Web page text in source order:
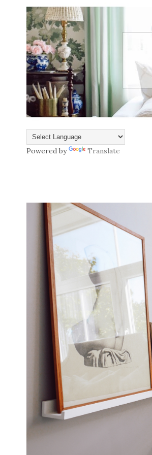
Powered by Translate